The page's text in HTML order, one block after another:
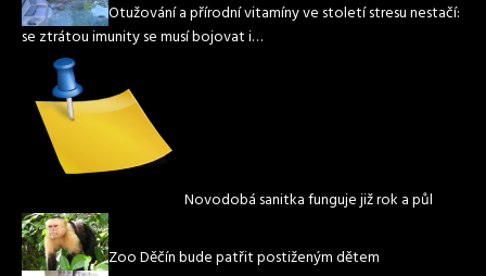
Otužování a přírodní vitamíny ve století stresu nestačí:
se ztrátou imunity se musí bojovat i…
Novodobá sanitka funguje již rok a půl
Zoo Děčín bude patřit postiženým dětem